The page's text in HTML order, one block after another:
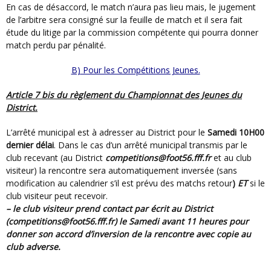
En cas de désaccord, le match n’aura pas lieu mais, le jugement
de l’arbitre sera consigné sur la feuille de match et il sera fait
étude du litige par la commission compétente qui pourra donner
match perdu par pénalité.
B) Pour les Compétitions Jeunes.
Article 7 bis du règlement du Championnat des Jeunes du
District.
L’arrêté municipal est à adresser au District pour le Samedi 10H00
dernier délai. Dans le cas d’un arrêté municipal transmis par le
club recevant (au District competitions@foot56.fff.fret au club
visiteur) la rencontre sera automatiquement inversée (sans
modification au calendrier s’il est prévu des matchs retour) ETsi le
club visiteur peut recevoir.
– le club visiteur prend contact par écrit au District
(competitions@foot56.fff.fr) le Samedi avant 11 heures pour
donner son accord d’inversion de la rencontre avec copie au
club adverse.